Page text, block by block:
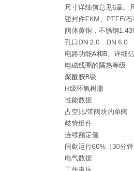
尺寸详细信息见6章。
密封件FKM、PTFE/
阀体黄铜，不锈钢
孔口DN 2.0…DN 6.0
电路功能A和B。详细
电磁线圈的隔热等级
聚酰胺B级
H级环氧树脂
性能数据
占空比/带阀块的单阀
歧管组件
连续额定值
间歇运行60%（30分
电气数据